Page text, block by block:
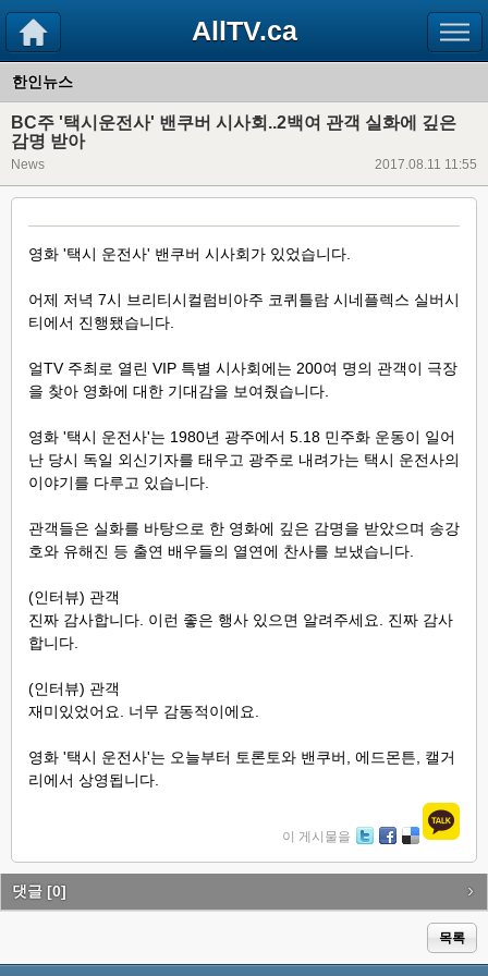
AllTV.ca
한인뉴스
BC주 '택시운전사' 밴쿠버 시사회..2백여 관객 실화에 깊은
감명 받아
News 2017.08.11 11:55
영화 '택시 운전사' 밴쿠버 시사회가 있었습니다.
어제 저녁 7시 브리티시컬럼비아주 코퀴틀람 시네플렉스 실버시
티에서 진행됐습니다.
얼TV 주최로 열린 VIP 특별 시사회에는 200여 명의 관객이 극장
을 찾아 영화에 대한 기대감을 보여줬습니다.
영화 '택시 운전사'는 1980년 광주에서 5.18 민주화 운동이 일어
난 당시 독일 외신기자를 태우고 광주로 내려가는 택시 운전사의
이야기를 다루고 있습니다.
관객들은 실화를 바탕으로 한 영화에 깊은 감명을 받았으며 송강
호와 유해진 등 출연 배우들의 열연에 찬사를 보냈습니다.
(인터뷰) 관객
진짜 감사합니다. 이런 좋은 행사 있으면 알려주세요. 진짜 감사
합니다.
(인터뷰) 관객
재미있었어요. 너무 감동적이에요.
영화 '택시 운전사'는 오늘부터 토론토와 밴쿠버, 에드몬튼, 캘거
리에서 상영됩니다.
이 게시물을
itte ce lici
댓글 [0]
목록